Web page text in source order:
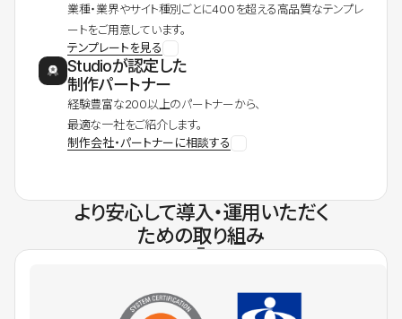
業種・業界やサイト種別ごとに400を超える高品質なテンプレ
ートをご用意しています。
テンプレートを見る
Studioが認定した
制作パートナー
経験豊富な200以上のパートナーから、
最適な一社をご紹介します。
制作会社・パートナーに相談する
より安心して導入・運用いただく
ための取り組み